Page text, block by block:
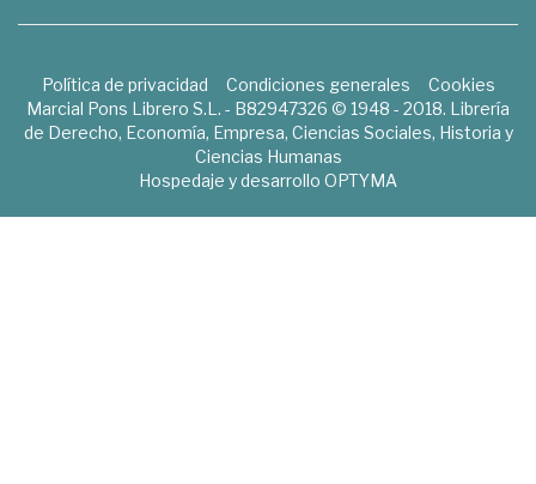
Política de privacidad Condiciones generales
Cookies
Marcial Pons Librero S.L. - B82947326 © 1948 - 2018. Librería
de Derecho, Economía, Empresa, Ciencias Sociales, Historia y
Ciencias Humanas
Hospedaje y desarrollo OPTYMA